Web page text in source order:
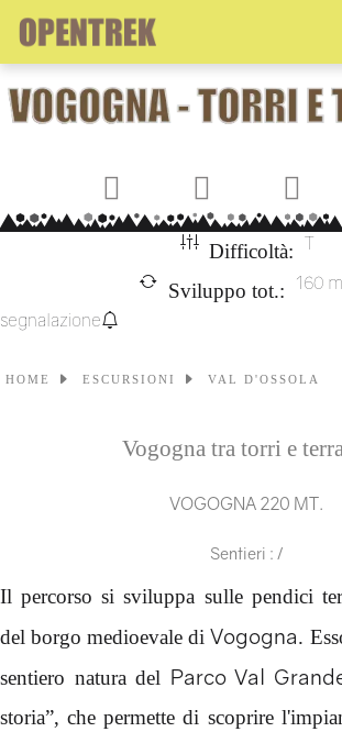
Difficoltà: T
Sviluppo tot.: 160
segnalazione
HOME ESCURSIONI VAL D'OSSOLA
Vogogna tra torri e
VOGOGNA 220 MT.
Sentieri : /
Il percorso si sviluppa sulle pendici
del borgo medioevale diVogogna.
sentiero natura del Parco Val
storia”, che permette di scoprire